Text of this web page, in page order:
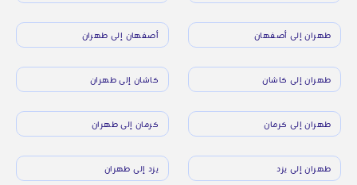
طهران إلى أصفهان أصفهان إلى طهران
طهران إلى كاشان كاشان إلى طهران
طهران إلى كرمان كرمان إلى طهران
طهران إلى يزد يزد إلى طهران